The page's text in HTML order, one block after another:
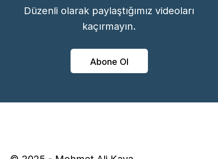
Düzenli olarak paylaştığımız videoları
kaçırmayın.
Abone Ol